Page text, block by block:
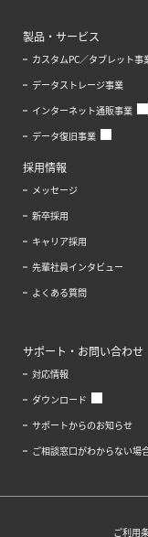
製品・サービス
カスタムPC／タブレット事
データストレージ事業
インターネット通販事業
データ復旧事業
採用情報
メッセージ
新卒採用
キャリア採用
先輩社員インタビュー
よくある質問
サポート・お問い合わせ
対応情報
ダウンロード
サポートからのお知らせ
ご相談窓口がわからない場
ご利用